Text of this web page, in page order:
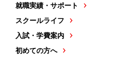
就職実績・サポート
スクールライフ
入試・学費案内
初めての方へ